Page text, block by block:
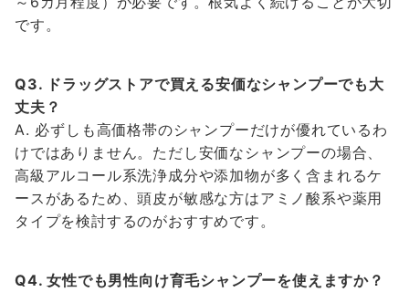
です。
Q3. ドラッグストアで買える安価なシャンプーでも大
丈夫？
A. 必ずしも高価格帯のシャンプーだけが優れているわ
けではありません。ただし安価なシャンプーの場合、
高級アルコール系洗浄成分や添加物が多く含まれるケ
ースがあるため、頭皮が敏感な方はアミノ酸系や薬用
タイプを検討するのがおすすめです。
Q4. 女性でも男性向け育毛シャンプーを使えますか？